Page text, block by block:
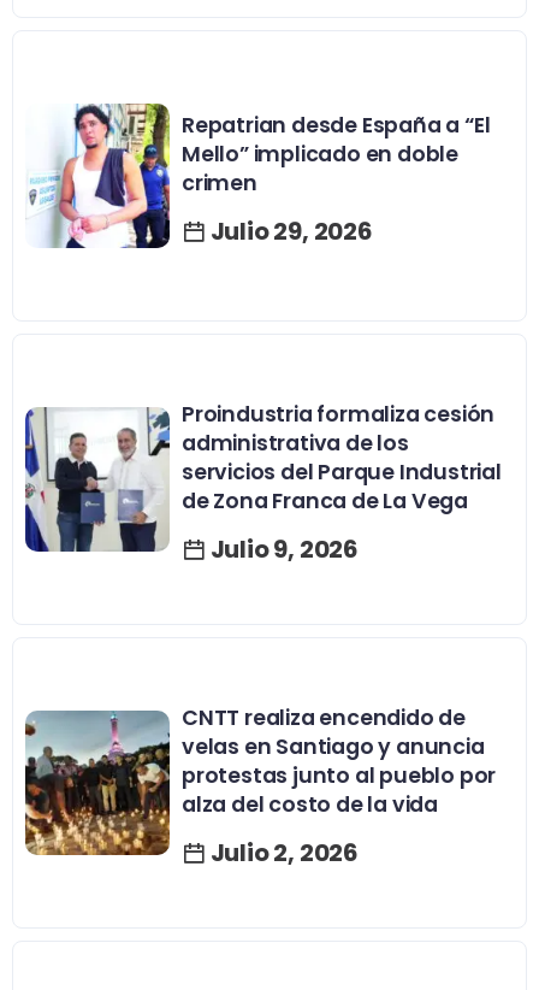
Repatrian desde España a “El
Mello” implicado en doble
crimen
Julio 29, 2026
Proindustria formaliza cesión
administrativa de los
servicios del Parque Industrial
de Zona Franca de La Vega
Julio 9, 2026
CNTT realiza encendido de
velas en Santiago y anuncia
protestas junto al pueblo por
alza del costo de la vida
Julio 2, 2026